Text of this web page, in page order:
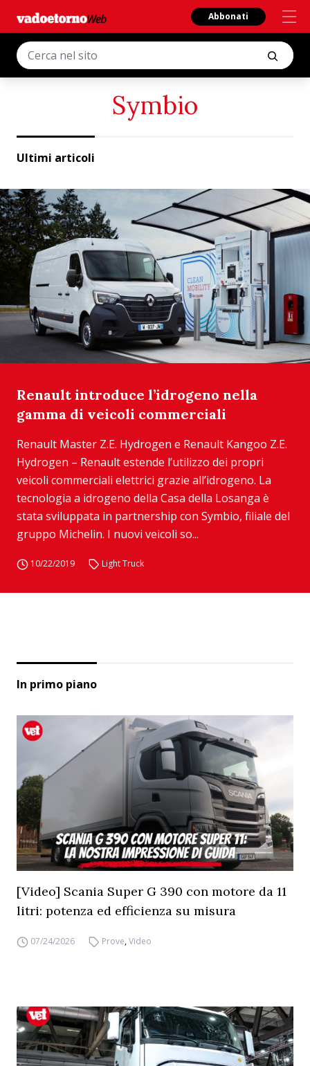
Abbonati
Symbio
Ultimi articoli
Renault introduce l’idrogeno nella
gamma di veicoli commerciali
Renault Master Z.E. Hydrogen e Renault Kangoo Z.E.
Hydrogen – Renault estende l’utilizzo dei propri
veicoli commerciali elettrici grazie all’idrogeno. La
tecnologia a idrogeno della Casa della Losanga è
stata sviluppata in partnership con Symbio, filiale del
gruppo Michelin. I nuovi veicoli so...
10/22/2019 Light Truck
In primo piano
[Video] Scania Super G 390 con motore da 11
litri: potenza ed efficienza su misura
07/24/2026 Prove,Video